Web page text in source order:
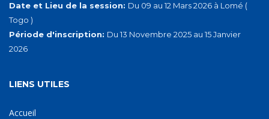
Date et Lieu de la session: Du 09 au 12 Mars 2026 à Lomé (
Togo )
Période d'inscription: Du 13 Novembre 2025 au 15 Janvier
2026
LIENS UTILES
Accueil